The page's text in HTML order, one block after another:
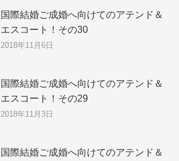
国際結婚ご成婚へ向けてのアテンド＆
エスコート！その30
2018年11月6日
国際結婚ご成婚へ向けてのアテンド＆
エスコート！その29
2018年11月3日
国際結婚ご成婚へ向けてのアテンド＆